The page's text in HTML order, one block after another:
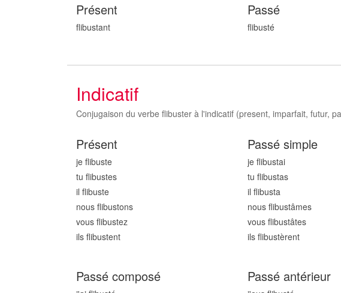
Présent
flibustant
Passé
flibusté
Indicatif
Conjugaison du verbe flibuster à l'indicatif (present, imparfait, futur,
Présent
je flibuste
tu flibustes
il flibuste
nous flibustons
vous flibustez
ils flibustent
Passé simple
je flibustai
tu flibustas
il flibusta
nous flibustâmes
vous flibustâtes
ils flibustèrent
Passé composé Passé antérieur